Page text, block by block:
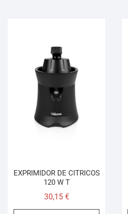
EXPRIMIDOR DE CITRICOS
120 W T
30,15 €